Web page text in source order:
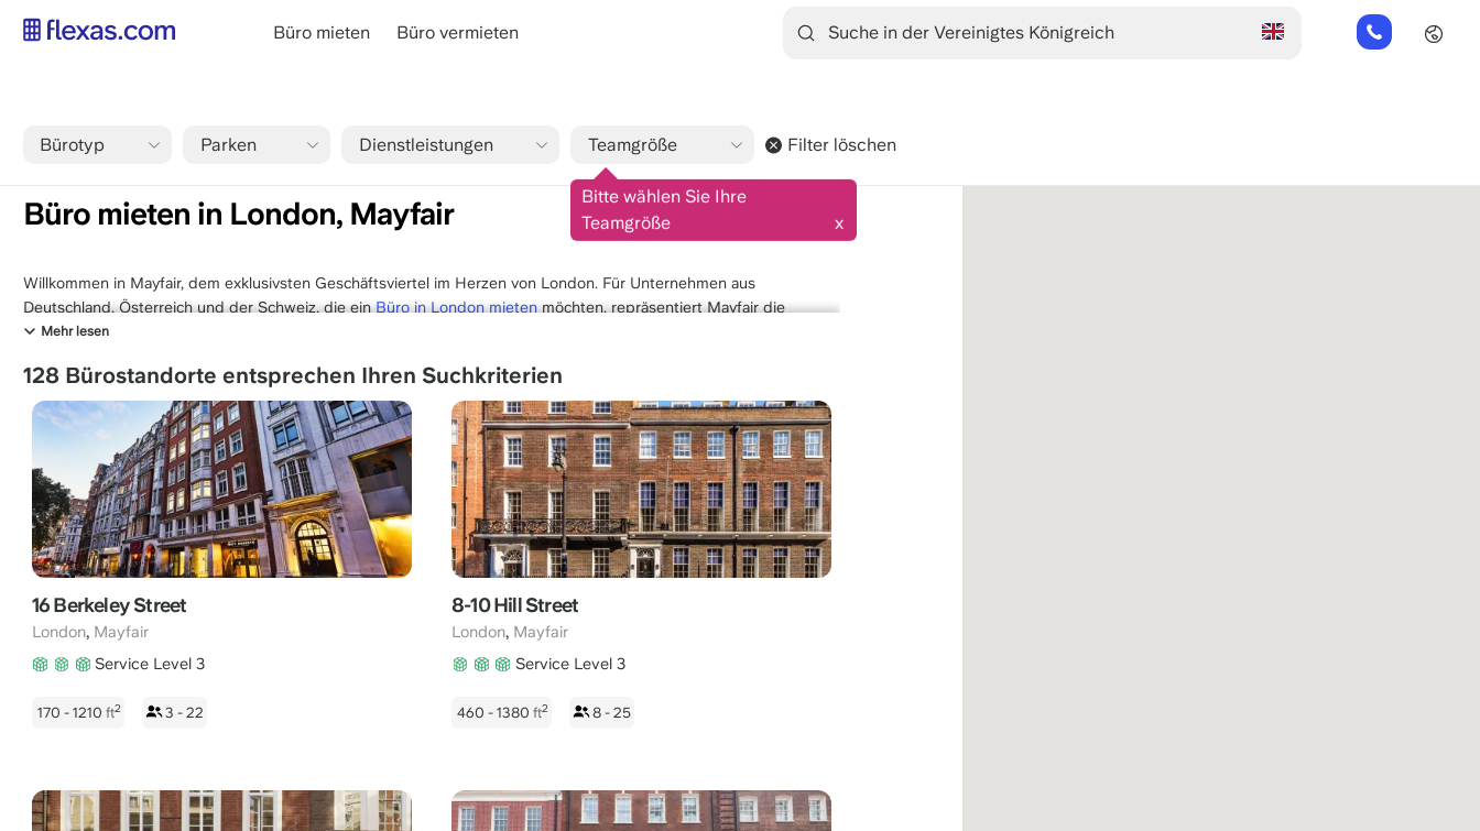
Direkt
zum
main
Büro mieten Büro vermieten
+44
(0)
Pfadnavigation
Startseite London Büro mieten in London, Mayfair 9.1/10 1545 Bewertungen
Büro mieten in London, Mayfair
Willkommen in Mayfair, dem exklusivsten Geschäftsviertel im Herzen von London. Für Unternehmen aus
Deutschland, Österreich und der Schweiz, die einBüro in London mietenmöchten, repräsentiert Mayfair die
prestigeträchtigste Adresse der britischen Hauptstadt. Zwischen Hyde Park und dem West End gelegen, zeichnet
hochprofessionelle Atmosphäre aus. Ein Standort in Mayfair bietet Ihrem Unternehmen sofortige Glaubwürdigkeit
und Zugang zu einem globalen Netzwerk von Private Equity Firmen, Hedgefonds und Luxusmarken.
Mehr lesen
Bürotyp Parken Dienstleistungen
Bitte wählen Sie Ihre
Teamgröße
x
Teamgröße Filter löschen
128 Bürostandorte entsprechen Ihren Suchkriterien
16 Berkeley Street
London, Mayfair
Service Level 3
170 - 1210 ft2 3 - 22
8-10 Hill Street
London, Mayfair
Service Level 3
460 - 1380 ft2 8 - 25